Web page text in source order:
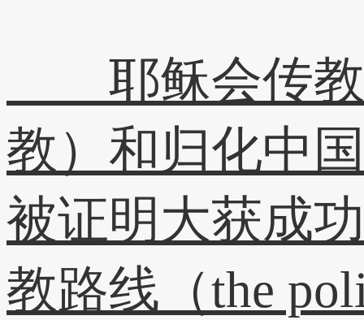
耶稣会传教
教）和归化中
被证明大获成
教路线（the